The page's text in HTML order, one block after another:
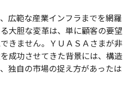
広範な産業インフラまでを網羅
大胆な変革は、単に顧客の要望
きません。ＹＵＡＳＡさまが非
成功させてきた背景には、構造
独自の市場の捉え方があったは